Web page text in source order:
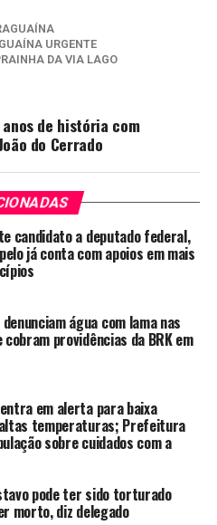
URGENTE
DA VIA LAGO
de história com
do Cerrado
candidato a deputado federal,
já conta com apoios em mais
água com lama nas
providências da BRK em
em alerta para baixa
temperaturas; Prefeitura
sobre cuidados com a
pode ter sido torturado
morto, diz delegado